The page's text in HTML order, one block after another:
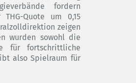
fordern
Quote um 0,15
zeigen
wurden sowohl die
für fortschrittliche
also Spielraum für